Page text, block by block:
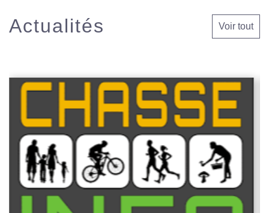
Actualités Voir tout